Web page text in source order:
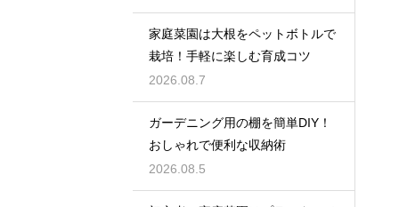
家庭菜園は大根をペットボトルで
栽培！手軽に楽しむ育成コツ
2026.08.7
ガーデニング用の棚を簡単DIY！
おしゃれで便利な収納術
2026.08.5